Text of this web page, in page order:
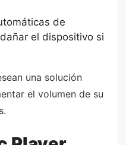
de
el dispositivo si
una solución
el volumen de su